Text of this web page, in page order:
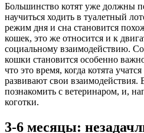
Большинство котят уже должны
научиться ходить в туалетный
режим дня и сна становится
кошек, это же относится и к
социальному взаимодействию.
кошки становится особенно
что это время, когда котята
развивают свои
познакомить с ветеринаром, и,
коготки.
3-6 месяцы: